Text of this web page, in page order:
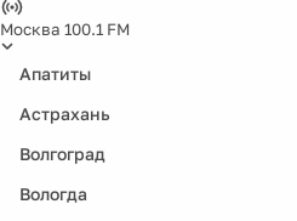
Москва 100.1 FM
Апатиты
Астрахань
Волгоград
Вологда